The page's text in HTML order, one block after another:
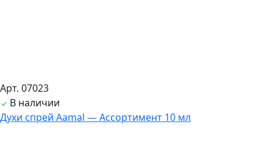
Арт. 07023
В наличии
Духи спрей Aamal — Ассортимент 10 мл